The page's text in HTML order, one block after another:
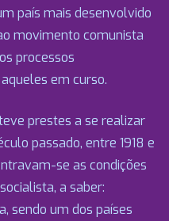
país mais desenvolvido
movimento comunista
processos
em curso.
prestes a se realizar
passado, entre 1918 e
se as condições
a saber:
sendo um dos países